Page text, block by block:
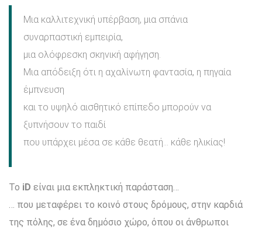
Μια καλλιτεχνική υπέρβαση, μια σπάνια
συναρπαστική εμπειρία,
μια ολόφρεσκη σκηνική αφήγηση.
Μια απόδειξη ότι η αχαλίνωτη φαντασία, η πηγαία
έμπνευση
και το υψηλό αισθητικό επίπεδο μπορούν να
ξυπνήσουν το παιδί
που υπάρχει μέσα σε κάθε θεατή… κάθε ηλικίας!
Το iD είναι μια εκπληκτική παράσταση…
… που μεταφέρει το κοινό στους δρόμους, στην καρδιά
της πόλης, σε ένα δημόσιο χώρο, όπου οι άνθρωποι